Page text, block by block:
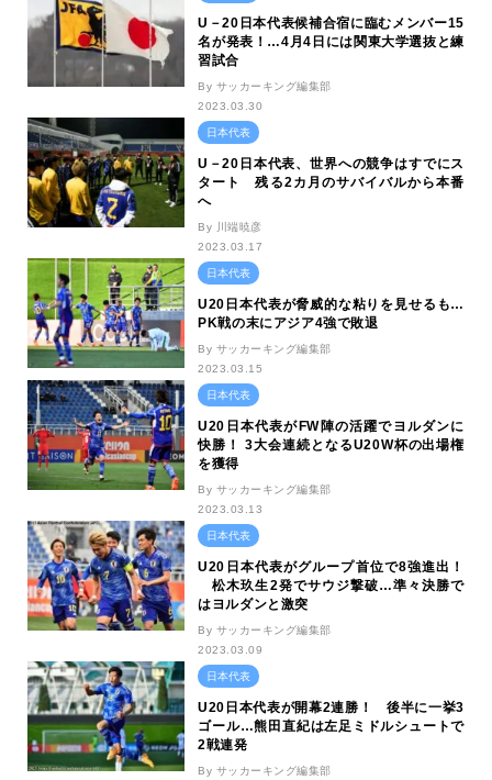
U－20日本代表候補合宿に臨むメンバー15
名が発表！…4月4日には関東大学選抜と練
習試合
By サッカーキング編集部
2023.03.30
日本代表
U－20日本代表、世界への競争はすでにス
タート 残る2カ月のサバイバルから本番
へ
By 川端暁彦
2023.03.17
日本代表
U20日本代表が脅威的な粘りを見せるも…
PK戦の末にアジア4強で敗退
By サッカーキング編集部
2023.03.15
日本代表
U20日本代表がFW陣の活躍でヨルダンに
快勝！ 3大会連続となるU20W杯の出場権
を獲得
By サッカーキング編集部
2023.03.13
日本代表
U20日本代表がグループ首位で8強進出！
松木玖生2発でサウジ撃破…準々決勝で
はヨルダンと激突
By サッカーキング編集部
2023.03.09
日本代表
U20日本代表が開幕2連勝！ 後半に一挙3
ゴール…熊田直紀は左足ミドルシュートで
2戦連発
By サッカーキング編集部